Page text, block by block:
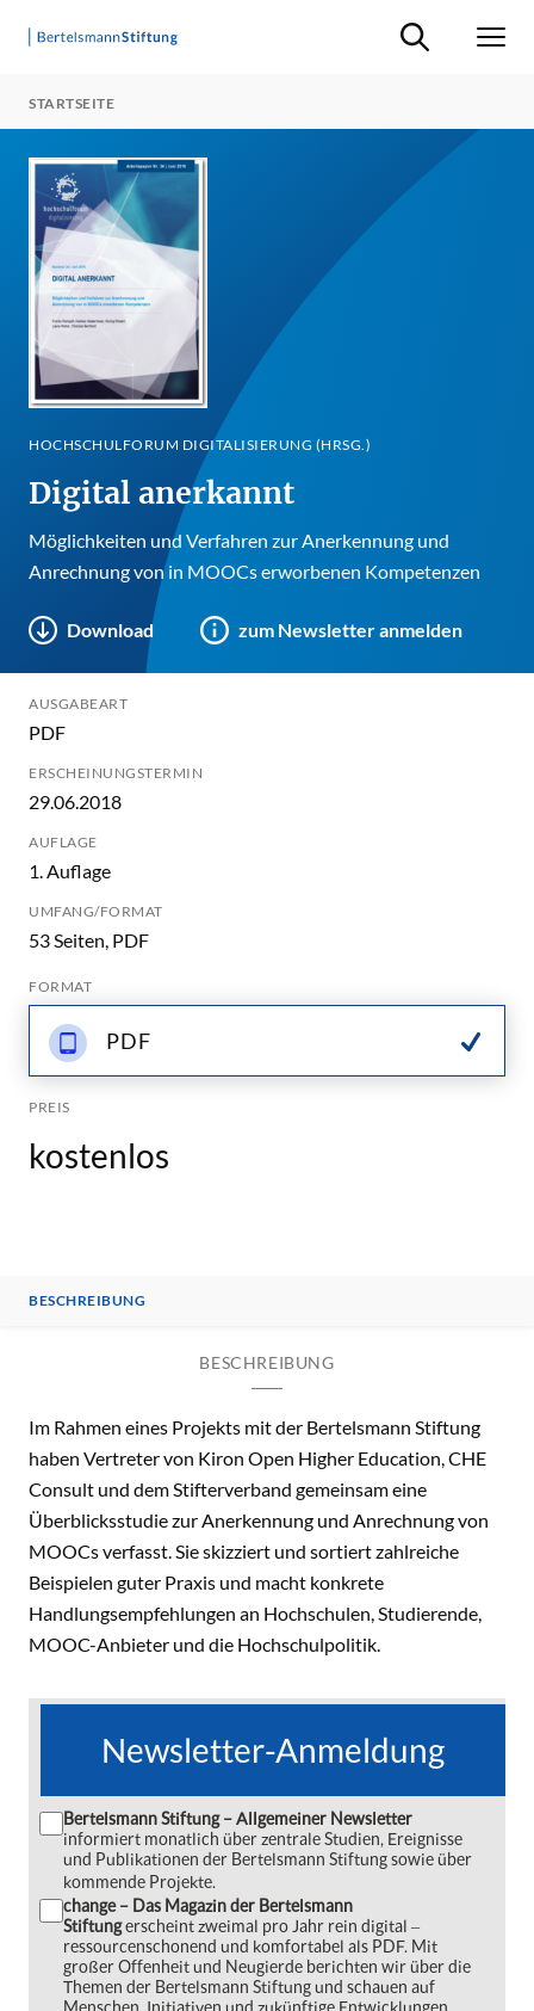
Suche ein-/
STARTSEITE
HOCHSCHULFORUM DIGITALISIERUNG (HRSG.)
Digital anerkannt
Möglichkeiten und Verfahren zur Anerkennung und
Anrechnung von in MOOCs erworbenen Kompetenzen
Download zum Newsletter anmelden
AUSGABEART
PDF
ERSCHEINUNGSTERMIN
29.06.2018
AUFLAGE
1. Auflage
UMFANG/FORMAT
53 Seiten, PDF
FORMAT
PDF
PREIS
kostenlos
BESCHREIBUNG
BESCHREIBUNG
Im Rahmen eines Projekts mit der Bertelsmann Stiftung
haben Vertreter von Kiron Open Higher Education, CHE
Consult und dem Stifterverband gemeinsam eine
Überblicksstudie zur Anerkennung und Anrechnung von
MOOCs verfasst. Sie skizziert und sortiert zahlreiche
Beispielen guter Praxis und macht konkrete
Handlungsempfehlungen an Hochschulen, Studierende,
MOOC-Anbieter und die Hochschulpolitik.
Newsletter-Anmeldung
Bertelsmann Stiftung – Allgemeiner Newsletter
informiert monatlich über zentrale Studien, Ereignisse
und Publikationen der Bertelsmann Stiftung sowie über
kommende Projekte.
change – Das Magazin der Bertelsmann
Stiftungerscheint zweimal pro Jahr rein digital ‒
ressourcenschonend und komfortabel als PDF. Mit
großer Offenheit und Neugierde berichten wir über die
Themen der Bertelsmann Stiftung und schauen auf
Menschen, Initiativen und zukünftige Entwicklungen